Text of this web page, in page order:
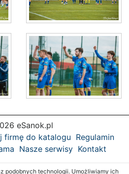
eSanok.pl
firmę do katalogu Regulamin
Nasze serwisy Kontakt
podobnych technologii. Umożliwiamy ich